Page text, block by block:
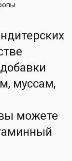
муссам,
можете